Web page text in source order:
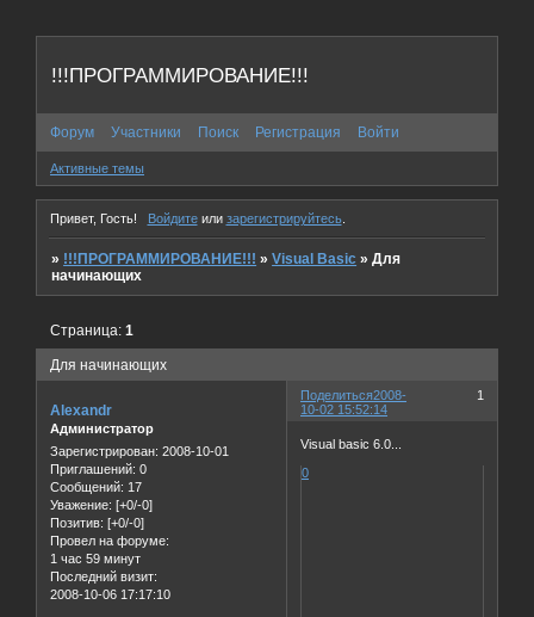
!!!ПРОГРАММИРОВАНИЕ!!!
Форум Участники Поиск Регистрация Войти
Активные темы
Привет, Гость! Войдитеили зарегистрируйтесь.
» !!!ПРОГРАММИРОВАНИЕ!!! »Visual Basic »Для
начинающих
Для начинающих
Страница:1
Поделиться 1
2008-
10-02 15:52:14
Alexandr
Администратор
Зарегистрирован: 2008-10-01
Приглашений: 0
Сообщений: 17
Уважение: [+0/-0]
Позитив: [+0/-0]
Провел на форуме:
1 час 59 минут
Последний визит:
2008-10-06 17:17:10
Visual basic 6.0...
0